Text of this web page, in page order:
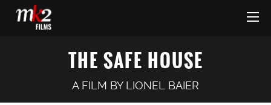
THE SAFE HOUSE
A FILM BY LIONEL BAIER